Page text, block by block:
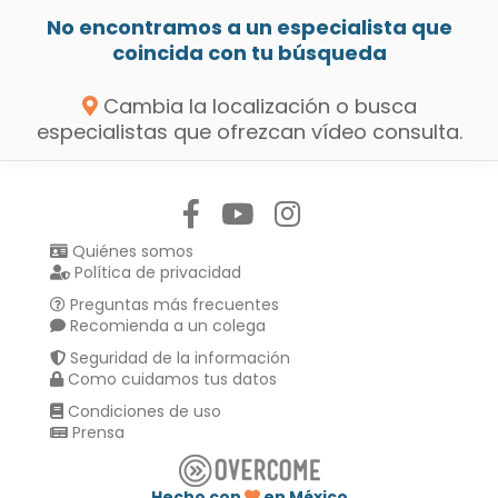
No encontramos a un especialista que
coincida con tu búsqueda
Cambia la localización o busca
especialistas que ofrezcan vídeo consulta.
Quiénes somos
Política de privacidad
Preguntas más frecuentes
Recomienda a un colega
Seguridad de la información
Como cuidamos tus datos
Condiciones de uso
Prensa